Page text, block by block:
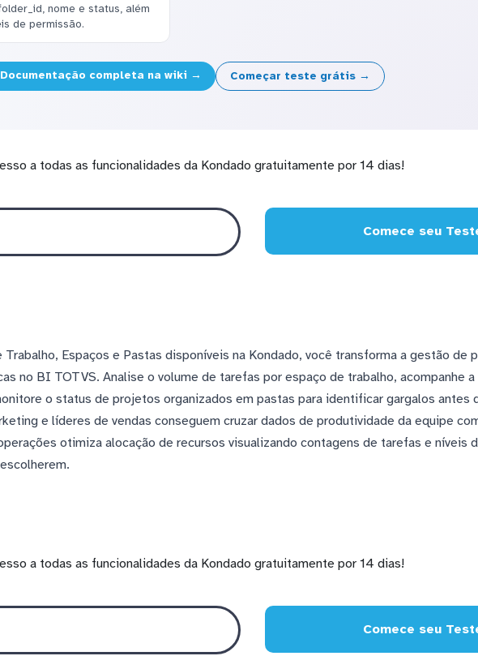
nome e status, além
de permissão.
Documentação completa na wiki → Começar teste grátis →
a todas as funcionalidades da Kondado gratuitamente por 14 dias!
Comece seu
Espaços e Pastas disponíveis na Kondado, você transforma a gestão de
no BI TOTVS. Analise o volume de tarefas por espaço de trabalho, acompanhe
o status de projetos organizados em pastas para identificar gargalos antes
e líderes de vendas conseguem cruzar dados de produtividade da equipe
otimiza alocação de recursos visualizando contagens de tarefas e níveis
a todas as funcionalidades da Kondado gratuitamente por 14 dias!
Comece seu